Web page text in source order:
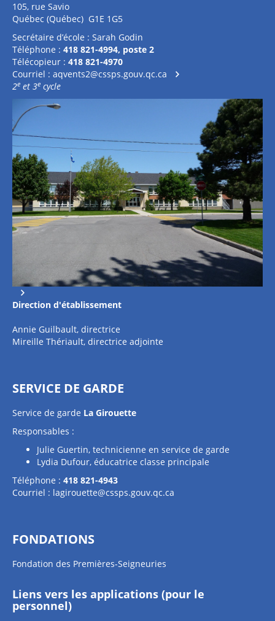
105, rue Savio
Québec (Québec) G1E 1G5
Secrétaire d’école : Sarah Godin
Téléphone : 418 821-4994, poste 2
Télécopieur : 418 821-4970
Courriel : aqvents2@cssps.gouv.qc.ca
2e et 3e cycle
Direction d'établissement
Annie Guilbault, directrice
Mireille Thériault, directrice adjointe
SERVICE DE GARDE
Service de garde La Girouette
Responsables :
Julie Guertin, technicienne en service de garde
Lydia Dufour, éducatrice classe principale
Téléphone : 418 821-4943
Courriel : lagirouette@cssps.gouv.qc.ca
FONDATIONS
Fondation des Premières-Seigneuries
Liens vers les applications (pour le
personnel)